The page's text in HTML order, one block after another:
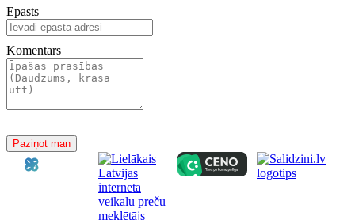
Epasts
Komentārs
Paziņot man